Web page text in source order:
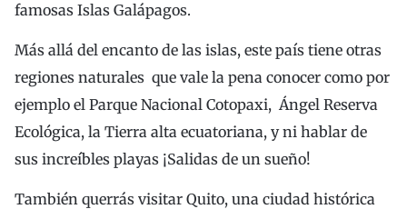
famosas Islas Galápagos.
Más allá del encanto de las islas, este país tiene otras
regiones naturales que vale la pena conocer como por
ejemplo el Parque Nacional Cotopaxi, Ángel Reserva
Ecológica, la Tierra alta ecuatoriana, y ni hablar de
sus increíbles playas ¡Salidas de un sueño!
También querrás visitar Quito, una ciudad histórica